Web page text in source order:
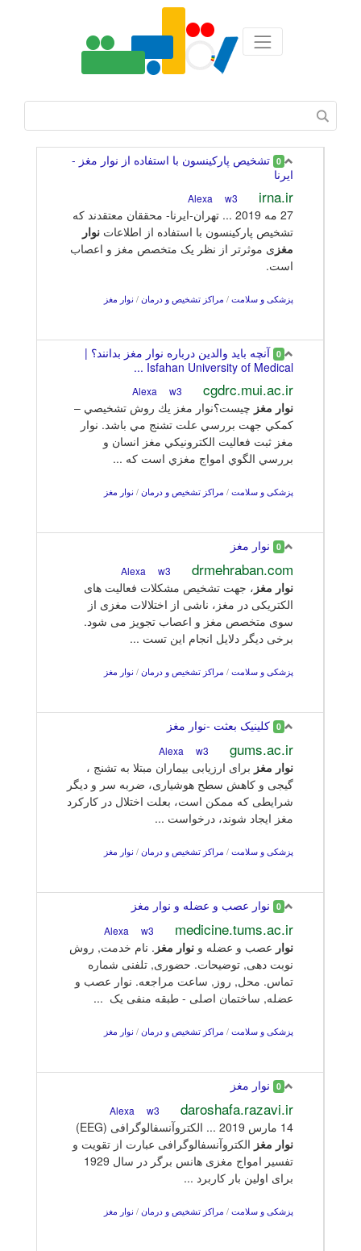
0 تشخیص پارکینسون با استفاده از نوار مغز -
ایرنا
irna.ir
w3
27 مه 2019 ... تهران-ایرنا- محققان معتقدند که
تشخیص پارکینسون با استفاده از اطلاعات نوار
مغز ی موثرتر از نظر یک متخصص مغز و اعصاب
است.
پزشکی و سلامت / مراکز تشخیص و درمان / نوار مغز
0 آنچه بايد والدين درباره نوار مغز بدانند؟ |
Isfahan University of Medical ...
cgdrc.mui.ac.ir
w3
نوار مغز چيست؟نوار مغز يك روش تشخيصي –
كمكي جهت بررسي علت تشنج مي باشد. نوار
مغز ثبت فعاليت الكترونيكي مغز انسان و
بررسي الگوي امواج مغزي است كه ...
پزشکی و سلامت / مراکز تشخیص و درمان / نوار مغز
0 نوار مغز
drmehraban.com
w3
نوار مغز ، جهت تشخیص مشکلات فعالیت های
الکتریکی در مغز، ناشی از اختلالات مغزی از
سوی متخصص مغز و اعصاب تجویز می شود.
برخی دیگر دلایل انجام این تست ...
پزشکی و سلامت / مراکز تشخیص و درمان / نوار مغز
0 کلینیک بعثت -نوار مغز
gums.ac.ir
w3
نوار مغز برای ارزیابی بیماران مبتلا به تشنج ،
گیجی و کاهش سطح هوشیاری، ضربه سر و دیگر
شرایطی که ممکن است، بعلت اختلال در کارکرد
مغز ایجاد شوند، درخواست ...
پزشکی و سلامت / مراکز تشخیص و درمان / نوار مغز
0 نوار عصب و عضله و نوار مغز
medicine.tums.ac.ir
w3
نوار عصب و عضله و نوار مغز . نام خدمت, روش
نوبت دهی, توضیحات. حضوری, تلفنی شماره
تماس. محل, روز, ساعت مراجعه. نوار عصب و
عضله, ساختمان اصلی - طبقه منفی یک ...
پزشکی و سلامت / مراکز تشخیص و درمان / نوار مغز
0 نوار مغز
daroshafa.razavi.ir
w3
14 مارس 2019 ... الکتروآنسفالوگرافی (EEG)
نوار مغز الکتروآنسفالوگرافی عبارت از تقویت و
تفسیر امواج مغزی هانس برگر در سال 1929
برای اولین بار کاربرد ...
پزشکی و سلامت / مراکز تشخیص و درمان / نوار مغز